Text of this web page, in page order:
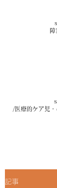
/医療的ケア児
記事